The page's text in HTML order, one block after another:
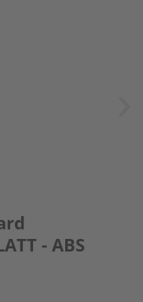
- ABS